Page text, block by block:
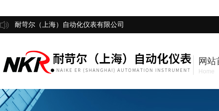
耐苛尔（上海）自动化仪表有限公司
网站
Home